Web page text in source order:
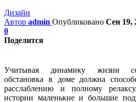
Дизайн
Автор admin Опубликовано Сен 19,
0
Поделится
Учитывая динамику жизни
обстановка в доме должна
расслаблению и полному
истории маленькие и большие